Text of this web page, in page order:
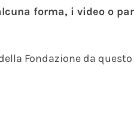
forma, i video o
Fondazione da